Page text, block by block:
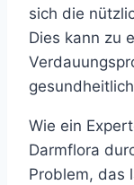
sich die
Dies kann zu
Wie ein
Darmflora
Problem, das